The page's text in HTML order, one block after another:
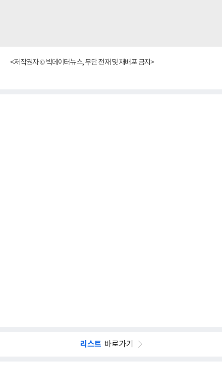
<저작권자 © 빅데이터뉴스, 무단 전재 및 재배포 금지>
리스트 바로가기